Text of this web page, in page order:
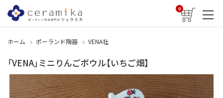
0
ホーム ポーランド陶器 VENA社
「VENA」ミニりんごボウル【いちご畑】